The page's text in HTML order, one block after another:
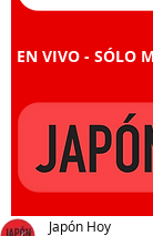
EN VIVO - SÓLO
Japón Hoy